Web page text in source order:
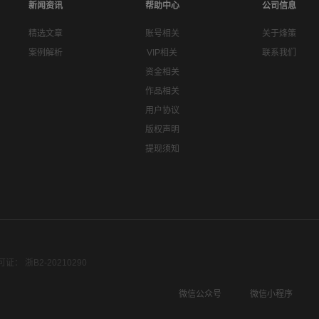
新闻资讯
精选文章
案例解析
帮助中心
账号相关
VIP相关
资金相关
作品相关
用户协议
版权声明
提现须知
公司信息
关于烽策
联系我们
证： 浙B2-20210290
微信公众号
微信小程序